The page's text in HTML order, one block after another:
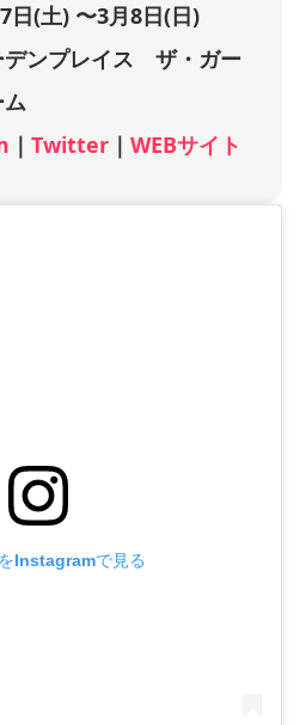
日(土) 〜3月8日(日)
デンプレイス ザ・ガー
｜ Twitter ｜ WEBサイト
Instagramで見る